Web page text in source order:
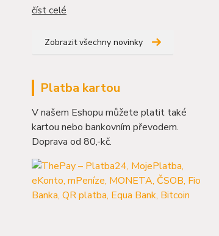
číst celé
Zobrazit všechny novinky
Platba kartou
V našem Eshopu můžete platit také
kartou nebo bankovním převodem.
Doprava od 80,-kč.